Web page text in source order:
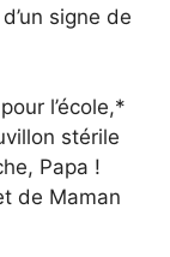
signe de
l’école,*
stérile
Papa !
de Maman